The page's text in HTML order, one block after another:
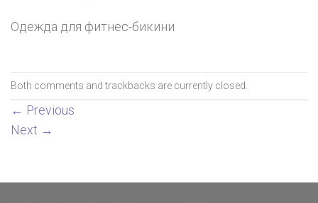
Одежда для фитнес-бикини
Both comments and trackbacks are currently closed.
← Previous
Next →